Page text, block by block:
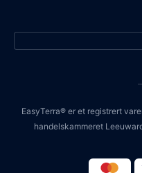
EasyTerra® er et registrert
handelskammeret